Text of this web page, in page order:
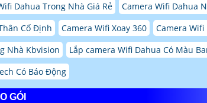
Dahua Trong Nhà Giá Rẻ
Camera Wifi Dahua
Cố Định
Camera Wifi Xoay 360
Camera Wifi
Nhà Kbvision
Lắp camera Wifi Dahua Có Màu
Có Báo Động
GÓI